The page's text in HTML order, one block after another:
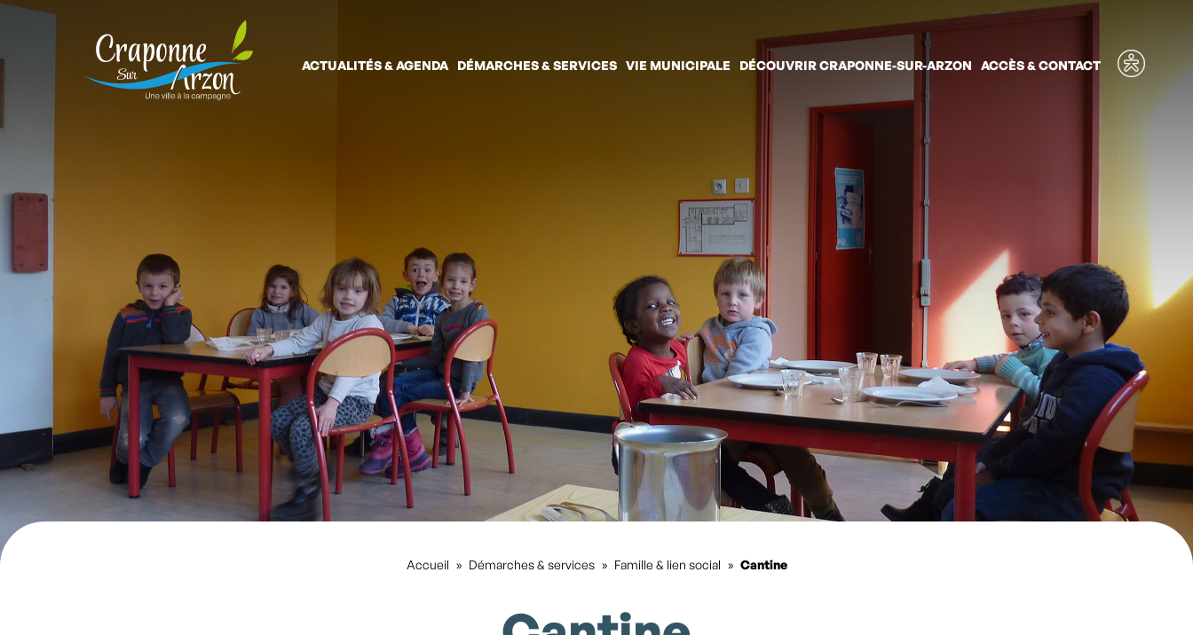
ACTUALITÉS & AGENDA DÉMARCHES & SERVICES VIE MUNICIPALE DÉCOUVRIR CRAPONNE-SUR-ARZON ACCÈS & CONTACT
Accueil » Démarches & services » Famille & lien social » Cantine